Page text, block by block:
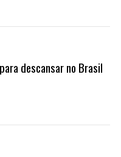
descansar no Brasil